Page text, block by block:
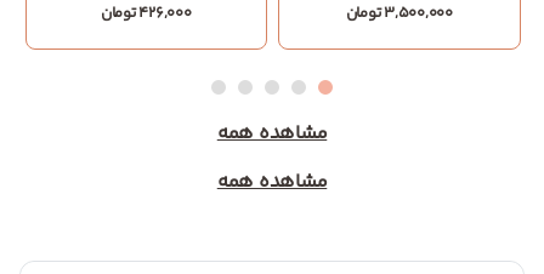
3,500,000 تومان 426,000 تومان
مشاهده همه
مشاهده همه